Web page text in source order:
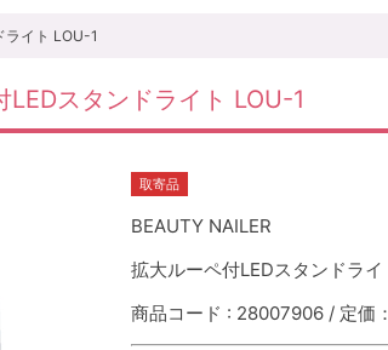
ライト LOU-1
スタンドライト LOU-1
取寄品
BEAUTY NAILER
拡大ルーペ付LEDスタンドライ
商品コード : 28007906 / 定価